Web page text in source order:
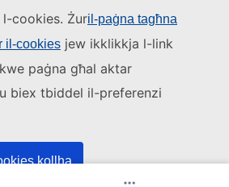
cookies. Żuril-paġna tagħna
il-cookies jew ikklikkja l-link
paġna għal aktar
biex tbiddel il-preferenzi
kollha
ta’ kuntatt tagħna
miċ-ċentri tal-UE
soċjali tal-UE
l-korpi tal-UE